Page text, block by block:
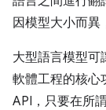
因模型大小而異
大型語言模型可
軟體工程的核心
API，只要在所